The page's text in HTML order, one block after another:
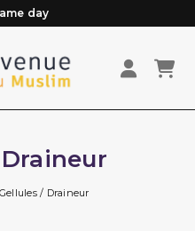
day
to Fri)
Gellules / Draineur